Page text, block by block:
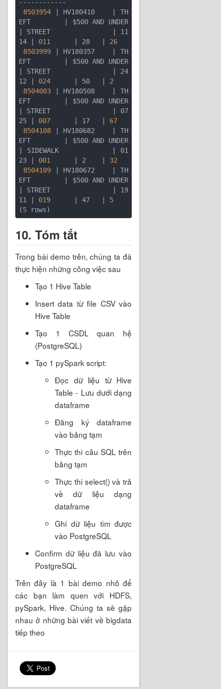
------------
8503954
| HV180410    |
TH
EFT
| $500 AND UNDER
STREET
| 11
14 |
011 | 28   |
26
8503999
| HV180357    |
TH
EFT
| $500 AND UNDER
STREET
| 24
12 |
024 | 50   |
2
8504003
| HV180508    |
TH
EFT
| $500 AND UNDER
STREET
| 07
25 |
007 | 17   |
67
8504108
| HV180682    |
TH
EFT
| $500 AND UNDER
SIDEWALK
| 01
23 |
001 | 2    |
32
8504109
| HV180672    |
TH
EFT
| $500 AND UNDER
STREET
| 19
11 |
019 | 47   |
5
(5
10. Tóm tắt
Trong bài demo trên, chúng ta đã
thực hiện những công việc sau
Tạo 1 Hive Table
Insert data từ file CSV vào
Hive Table
Tạo 1 CSDL quan hệ
(PostgreSQL)
Tạo 1 pySpark script:
Đọc dữ liệu từ Hive
Table - Lưu dưới dạng
dataframe
Đăng ký dataframe
vào bảng tạm
Thực thi câu SQL trên
bảng tạm
Thực thi select() và trả
về dữ liệu dạng
dataframe
Ghi dữ liệu tìm được
vào PostgreSQL
Confirm dữ liệu đã lưu vào
PostgreSQL
Trên đây là 1 bài demo nhỏ để
các bạn làm quen với HDFS,
pySpark, Hive. Chúng ta sẽ gặp
nhau ở những bài viết về bigdata
tiếp theo